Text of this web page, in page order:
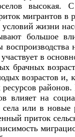
высокая.
мигрантов в
жизни
большое
в
брачных
возрастов и,
влияет на
села или в
приток